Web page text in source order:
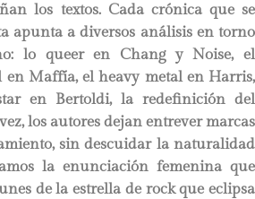
los textos. Cada crónica que se
apunta a diversos análisis en torno
lo queer en Chang y Noise, el
Maffía, el heavy metal en Harris,
en Bertoldi, la redefinición del
los autores dejan entrever marcas
sin descuidar la naturalidad
la enunciación femenina que
de la estrella de rock que eclipsa